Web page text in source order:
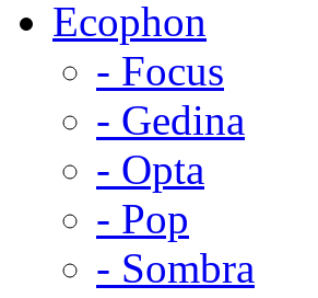
Ecophon
- Focus
- Gedina
- Opta
- Pop
- Sombra